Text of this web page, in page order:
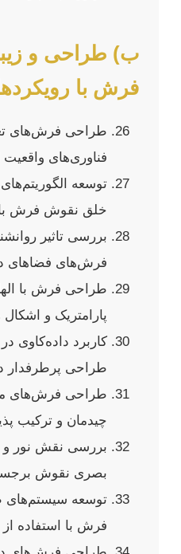
ب) طراحی و
فرش با
طراحی فرش‌های
فناوری‌های
توسعه
خلق نقوش فرش با
بررسی تاثیر
فرش‌های فضاهای
طراحی فرش با
پارامتریک و
کاربرد داده‌کاوی
طراحی پرطرفدار
طراحی فرش‌های
چیدمان و ترکیب
بررسی نقش نور و
بصری نقوش
توسعه سیستم‌های
فرش با استفاده از